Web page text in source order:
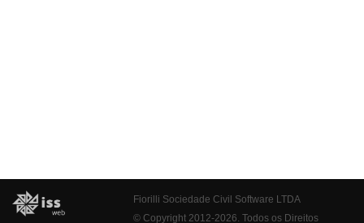
Fiorilli Sociedade Civil Software LTDA
© Copyright 2012-2026. Todos os Direitos